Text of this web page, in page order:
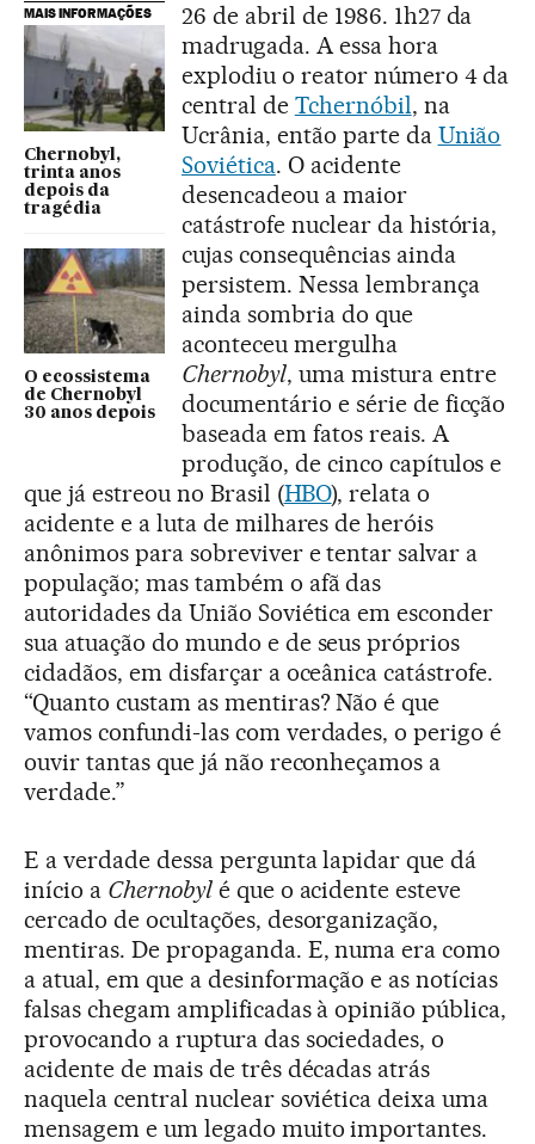
MAIS INFORMAÇÕES
Chernobyl,
trinta anos
depois da
tragédia
O ecossistema
de Chernobyl
30 anos depois
26 de abril de 1986. 1h27 da
madrugada. A essa hora
explodiu o reator número 4 da
central de Tchernóbil, na
Ucrânia, então parte da União
Soviética. O acidente
desencadeou a maior
catástrofe nuclear da história,
cujas consequências ainda
persistem. Nessa lembrança
ainda sombria do que
aconteceu mergulha
Chernobyl, uma mistura entre
documentário e série de ficção
baseada em fatos reais. A
produção, de cinco capítulos e
que já estreou no Brasil (HBO), relata o
acidente e a luta de milhares de heróis
anônimos para sobreviver e tentar salvar a
população; mas também o afã das
autoridades da União Soviética em esconder
sua atuação do mundo e de seus próprios
cidadãos, em disfarçar a oceânica catástrofe.
“Quanto custam as mentiras? Não é que
vamos confundi-las com verdades, o perigo é
ouvir tantas que já não reconheçamos a
verdade.”
E a verdade dessa pergunta lapidar que dá
início a Chernobylé que o acidente esteve
cercado de ocultações, desorganização,
mentiras. De propaganda. E, numa era como
a atual, em que a desinformação e as notícias
falsas chegam amplificadas à opinião pública,
provocando a ruptura das sociedades, o
acidente de mais de três décadas atrás
naquela central nuclear soviética deixa uma
mensagem e um legado muito importantes.